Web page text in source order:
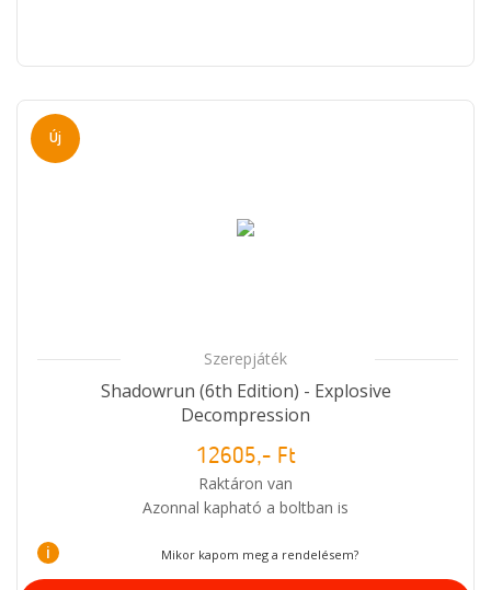
Új
Szerepjáték
Shadowrun (6th Edition) - Explosive
Decompression
12605,- Ft
Raktáron van
Azonnal kapható a boltban is
i Mikor kapom meg a rendelésem?